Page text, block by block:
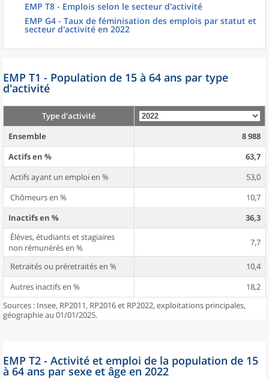
EMP T8 - Emplois selon le secteur d'activité
EMP G4 - Taux de féminisation des emplois par statut et
secteur d'activité en 2022
EMP T1 - Population de 15 à 64 ans par type
d'activité
Type d'activité
Ensemble
8 988
Actifs en %
63,7
Actifs ayant un emploi en %
53,0
Chômeurs en %
10,7
Inactifs en %
36,3
Élèves, étudiants et stagiaires
non rémunérés en %
7,7
Retraités ou préretraités en %
10,4
Autres inactifs en %
18,2
Sources : Insee, RP2011, RP2016 et RP2022, exploitations principales,
géographie au 01/01/2025.
EMP T2 - Activité et emploi de la population de 15
à 64 ans par sexe et âge en 2022